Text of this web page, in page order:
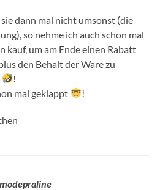
sie dann mal nicht umsonst (die
so nehme ich auch schon mal
kauf, um am Ende einen Rabatt
den Behalt der Ware zu
!
mal geklappt
!
modepraline